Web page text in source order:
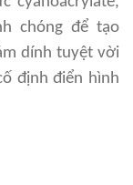
chóng để tạo
dính tuyệt vời
định điển hình